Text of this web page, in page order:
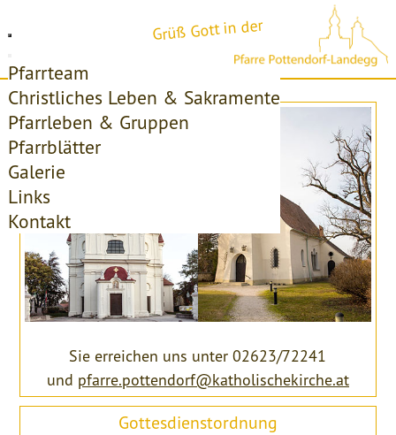
Pfarrteam
Christliches Leben & Sakramente
Pfarrleben & Gruppen
Pfarrblätter
Galerie
Links
Kontakt
Grüß Gott in der
Sie erreichen uns unter 02623/72241
und pfarre.pottendorf@katholischekirche.at
Gottesdienstordnung